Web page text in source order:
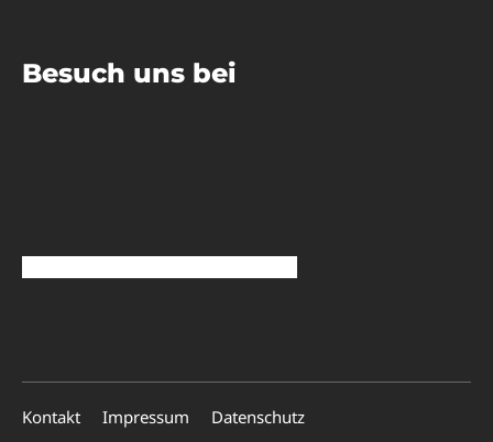
Besuch uns bei
Kontakt Impressum
Datenschutz